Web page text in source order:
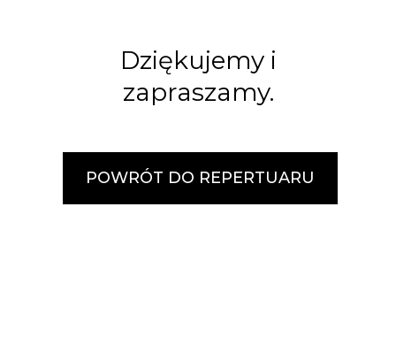
Dziękujemy i
zapraszamy.
POWRÓT DO REPERTUARU